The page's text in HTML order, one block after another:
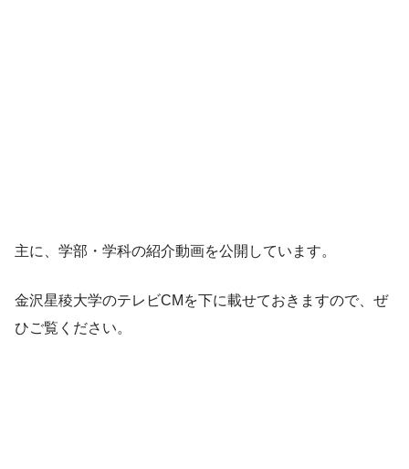
主に、学部・学科の紹介動画を公開しています。
金沢星稜大学のテレビCMを下に載せておきますので、ぜ
ひご覧ください。